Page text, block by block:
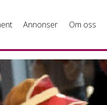
Annonser Om oss